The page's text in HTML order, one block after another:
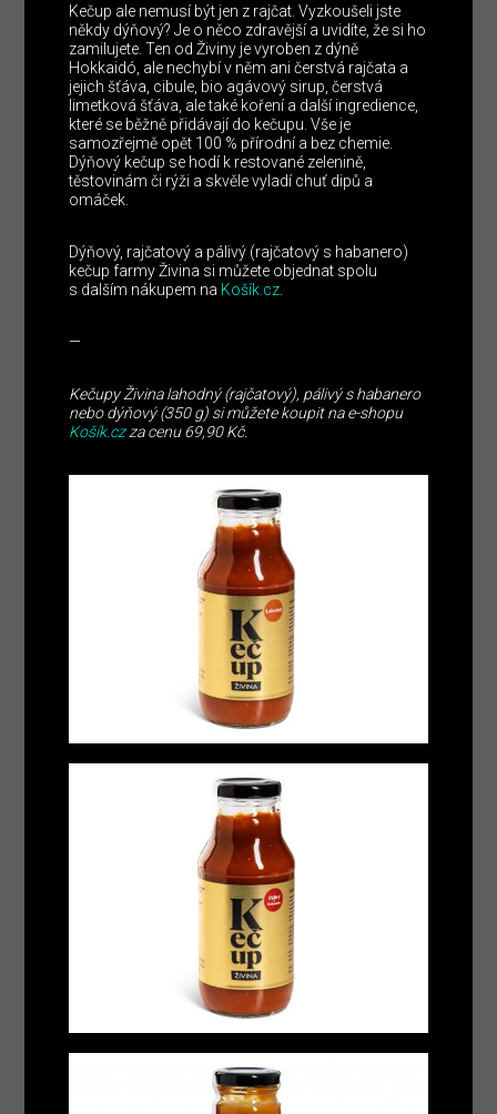
Kečup ale nemusí být jen z rajčat. Vyzkoušeli jste
někdy dýňový? Je o něco zdravější a uvidíte, že si ho
zamilujete. Ten od Živiny je vyroben z dýně
Hokkaidó, ale nechybí v něm ani čerstvá rajčata a
jejich šťáva, cibule, bio agávový sirup, čerstvá
limetková šťáva, ale také koření a další ingredience,
které se běžně přidávají do kečupu. Vše je
samozřejmě opět 100 % přírodní a bez chemie.
Dýňový kečup se hodí k restované zelenině,
těstovinám či rýži a skvěle vyladí chuť dipů a
omáček.
Dýňový, rajčatový a pálivý (rajčatový s habanero)
kečup farmy Živina si můžete objednat spolu
s dalším nákupem na Košík.cz
—
Kečupy Živina lahodný (rajčatový), pálivý s habanero
nebo dýňový (350 g) si můžete koupit na e-shopu
Košík.czza cenu 69,90 Kč.